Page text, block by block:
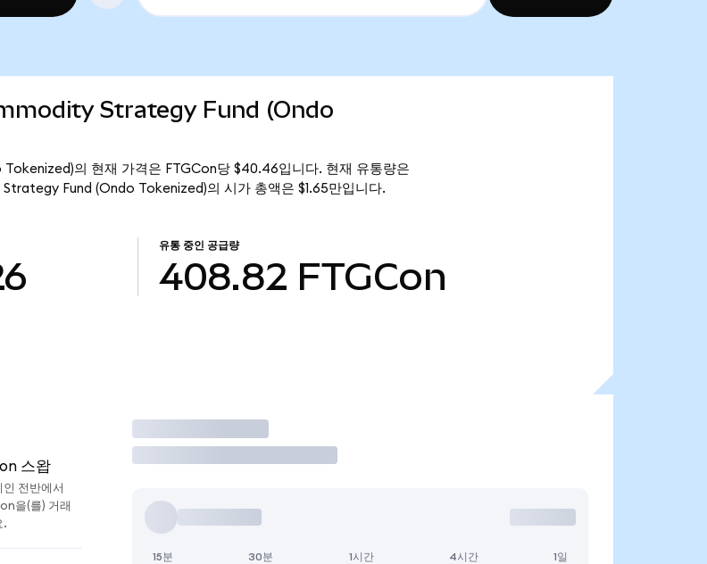
Strategy Fund (Ondo
의 현재 가격은 FTGCon당 $40.46입니다. 현재 유통량은
Fund (Ondo Tokenized)의 시가 총액은 $1.65만입니다.
유통 중인 공급량
408.82 FTGCon
스왑
인 전반에서
을(를) 거래
.
거래
15분 30분 1시간 4시간 1일